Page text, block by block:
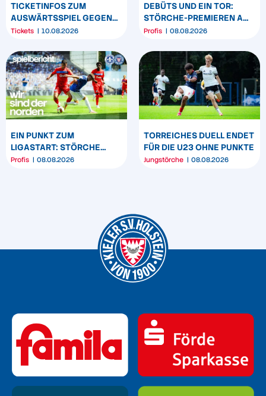
TICKETINFOS ZUM
AUSWÄRTSSPIEL GEGEN
DEN 1. FC MAGDEBURG
Tickets 10.08.2026
DEBÜTS UND EIN TOR:
STÖRCHE-PREMIEREN AM
„BÖLLE“
Profis 08.08.2026
EIN PUNKT ZUM
LIGASTART: STÖRCHE
SPIELEN REMIS IN
Profis 08.08.2026
TORREICHES DUELL ENDET
FÜR DIE U23 OHNE PUNKTE
Jungstörche 08.08.2026